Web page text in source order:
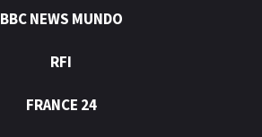
BBC NEWS MUNDO
RFI
FRANCE 24